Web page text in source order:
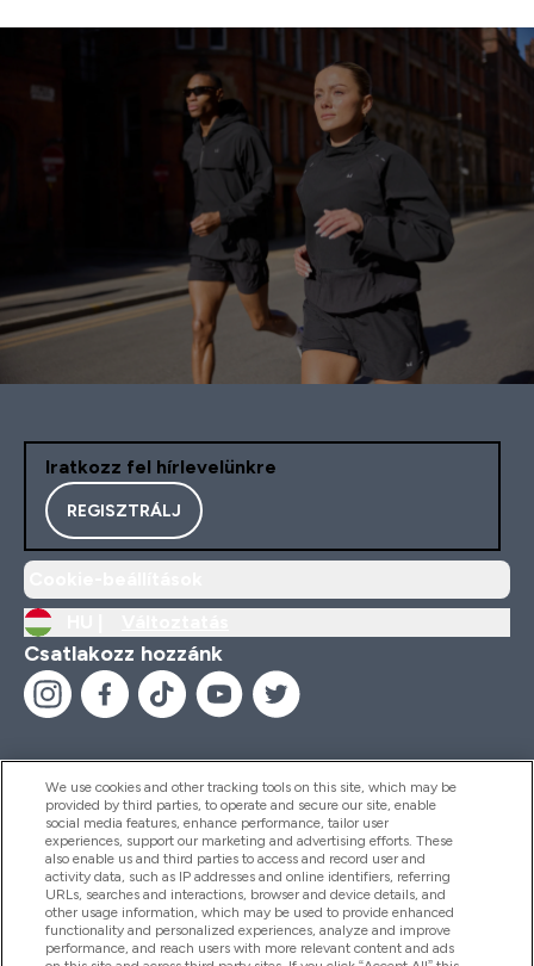
Iratkozz fel hírlevelünkre
REGISZTRÁLJ
Csatlakozz hozzánk
Segítség És Információ
Termékek
We use cookies and other tracking tools on this site, which may be
provided by third parties, to operate and secure our site, enable
social media features, enhance performance, tailor user
experiences, support our marketing and advertising efforts. These
also enable us and third parties to access and record user and
activity data, such as IP addresses and online identifiers, referring
URLs, searches and interactions, browser and device details, and
other usage information, which may be used to provide enhanced
functionality and personalized experiences, analyze and improve
performance, and reach users with more relevant content and ads